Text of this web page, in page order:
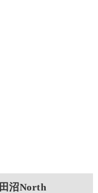
沼North